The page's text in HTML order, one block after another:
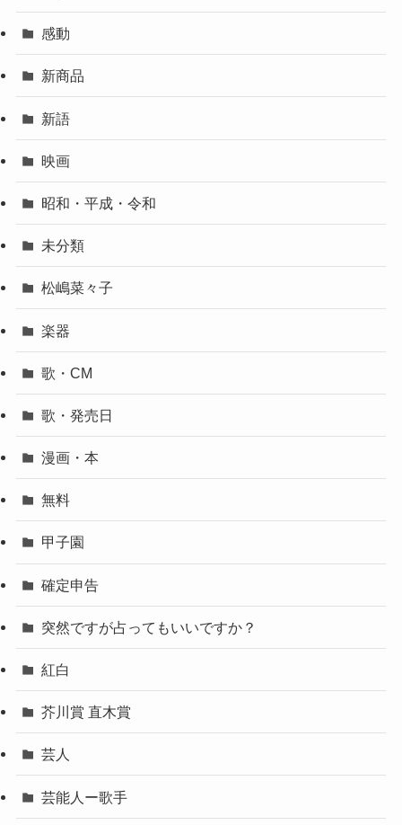
感動
新商品
新語
映画
昭和・平成・令和
未分類
松嶋菜々子
楽器
歌・CM
歌・発売日
漫画・本
無料
甲子園
確定申告
突然ですが占ってもいいですか？
紅白
芥川賞 直木賞
芸人
芸能人ー歌手